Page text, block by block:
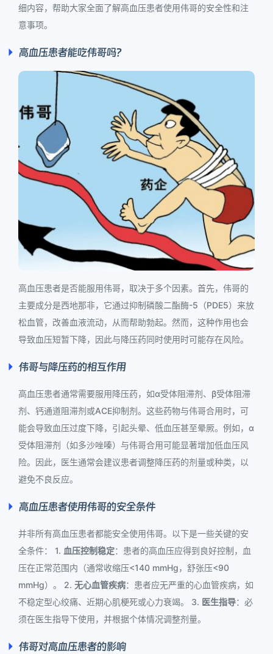
细内容，帮助大家全面了解高血压患者使用伟哥的安全性和注
意事项。
高血压患者能吃伟哥吗？
高血压患者是否能服用伟哥，取决于多个因素。首先，伟哥的
主要成分是西地那非，它通过抑制磷酸二酯酶-5（PDE5）来放
松血管，改善血液流动，从而帮助勃起。然而，这种作用也会
导致血压短暂下降，因此与降压药同时使用时可能存在风险。
伟哥与降压药的相互作用
高血压患者通常需要服用降压药，如α受体阻滞剂、β受体阻滞
剂、钙通道阻滞剂或ACE抑制剂。这些药物与伟哥合用时，可
能会导致血压过度下降，引起头晕、低血压甚至晕厥。例如，α
受体阻滞剂（如多沙唑嗪）与伟哥合用可能显著增加低血压风
险。因此，医生通常会建议患者调整降压药的剂量或种类，以
避免不良反应。
高血压患者使用伟哥的安全条件
并非所有高血压患者都能安全使用伟哥。以下是一些关键的安
全条件： 1. 血压控制稳定：患者的高血压应得到良好控制，血
压在正常范围内（通常收缩压<140 mmHg，舒张压<90
mmHg）。 2. 无心血管疾病：患者应无严重的心血管疾病，如
不稳定型心绞痛、近期心肌梗死或心力衰竭。 3. 医生指导：必
须在医生指导下使用，并根据个体情况调整剂量。
伟哥对高血压患者的影响